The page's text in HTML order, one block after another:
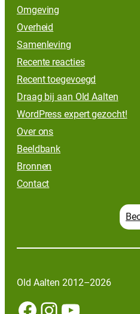
Omgeving
Overheid
Samenleving
Recente reacties
Recent toegevoegd
Draag bij aan Old Aalten
WordPress expert gezocht!
Over ons
Beeldbank
Bronnen
Contact
Old Aalten 2012–2026